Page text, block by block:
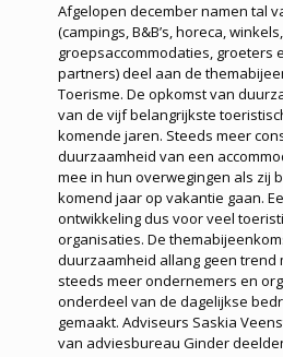
Afgelopen december namen tal
(campings, B&B’s, horeca, winkels,
groepsaccommodaties, groeters
partners) deel aan de
Toerisme. De opkomst van
van de vijf belangrijkste
komende jaren. Steeds meer
duurzaamheid van een
mee in hun overwegingen als zij
komend jaar op vakantie gaan.
ontwikkeling dus voor veel
organisaties. De
duurzaamheid allang geen trend
steeds meer ondernemers en
onderdeel van de dagelijkse
gemaakt. Adviseurs Saskia
van adviesbureau Ginder